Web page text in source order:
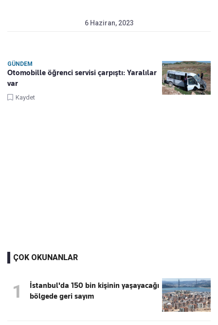
6 Haziran, 2023
GÜNDEM
Otomobille öğrenci servisi çarpıştı: Yaralılar
var
Kaydet
ÇOK OKUNANLAR
1
İstanbul'da 150 bin kişinin yaşayacağı
bölgede geri sayım